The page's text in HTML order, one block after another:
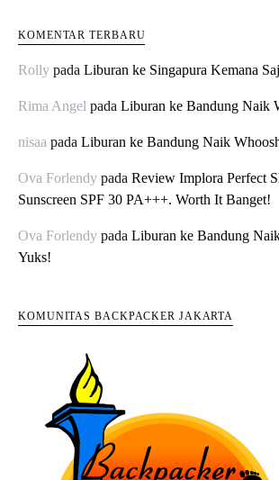
KOMENTAR TERBARU
Rolly pada Liburan ke Singapura Kemana
Rima Angel pada Liburan ke Bandung Naik
nisaa pada Liburan ke Bandung Naik
Ova Forlendy pada Review Implora Perfect
Sunscreen SPF 30 PA+++. Worth It Banget!
Ova Forlendy pada Liburan ke Bandung
Yuks!
KOMUNITAS BACKPACKER JAKARTA